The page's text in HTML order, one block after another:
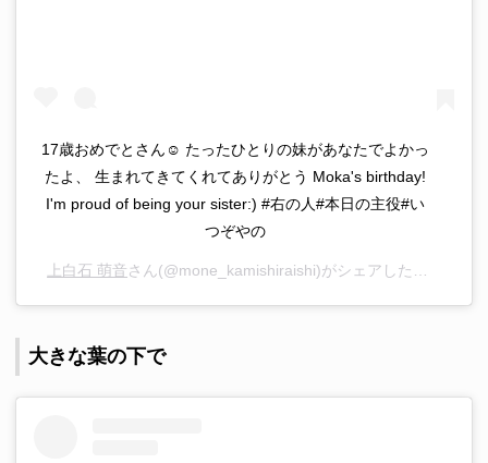
17歳おめでとさん☺︎ たったひとりの妹があなたでよかっ
たよ、 生まれてきてくれてありがとう Moka's birthday!
I'm proud of being your sister:) #右の人#本日の主役#い
つぞやの
上白石 萌音さん(@mone_kamishiraishi)がシェアした投稿 –
大きな葉の下で